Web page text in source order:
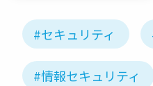
#セキュリティ
#情報セキュリティ